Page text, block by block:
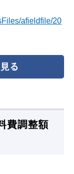
afieldfile/20
費調整額